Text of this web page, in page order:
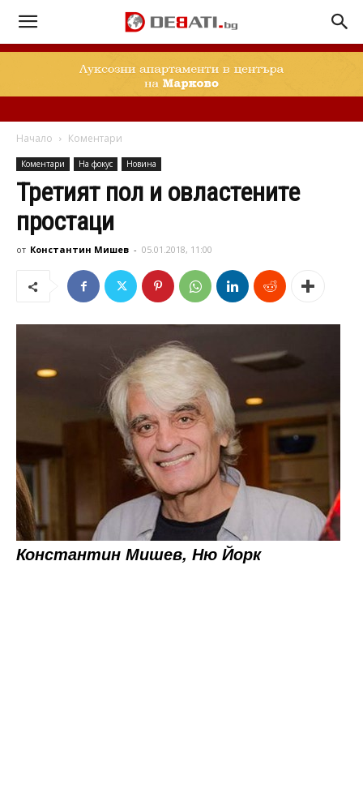
Начало Коментари
Коментари На фокус Новина
Третият пол и овластените
простаци
от Константин Мишев - 05.01.2018, 11:00
Константин Мишев, Ню Йорк